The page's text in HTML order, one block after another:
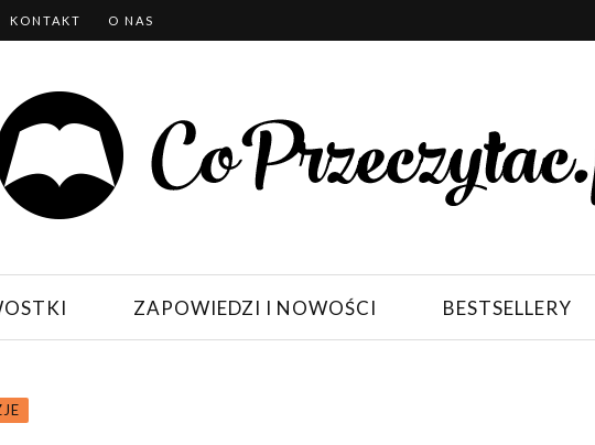
KONTAKT O NAS
ZAPOWIEDZI I NOWOŚCI BESTSELLERY